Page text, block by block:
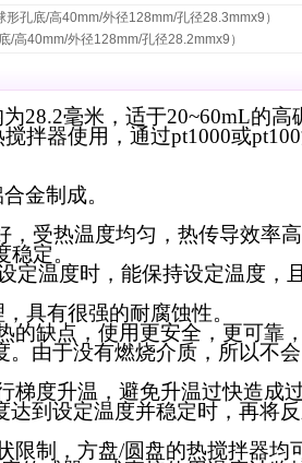
孔底/高40mm/外径128mm/孔径28.3mmx9）
高40mm/外径128mm/孔径28.2mmx9）
28.2毫米，适于20~60mL的高
搅拌器使用，通过pt1000或
金制成。
受热温度均匀，热传导效率高
定。
定温度时，能保持设定温度，
具有很强的耐腐蚀性。
的缺点，使用更安全，更可靠
由于没有燃烧介质，所以不
梯度升温，避免升温过快造成
到设定温度并稳定时，再将
制，方盘/圆盘的热搅拌器均